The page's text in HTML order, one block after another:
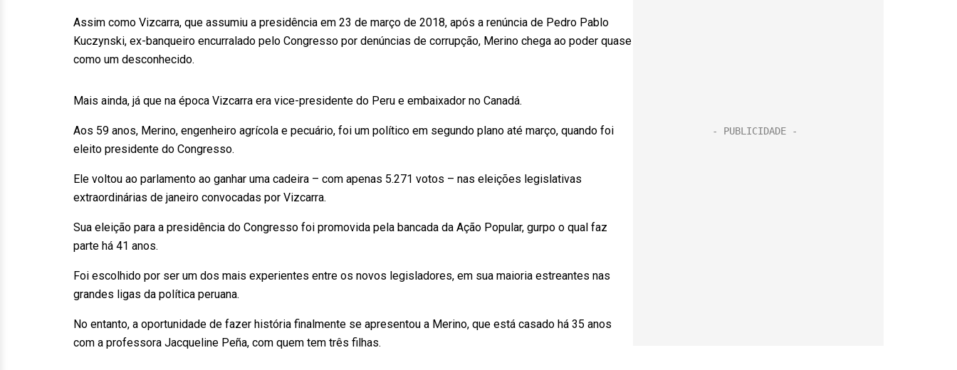
Assim como Vizcarra, que assumiu a presidência em 23 de março de 2018, após a renúncia de Pedro Pablo
Kuczynski, ex-banqueiro encurralado pelo Congresso por denúncias de corrupção, Merino chega ao poder quase
como um desconhecido.
Mais ainda, já que na época Vizcarra era vice-presidente do Peru e embaixador no Canadá.
Aos 59 anos, Merino, engenheiro agrícola e pecuário, foi um político em segundo plano até março, quando foi
eleito presidente do Congresso.
Ele voltou ao parlamento ao ganhar uma cadeira – com apenas 5.271 votos – nas eleições legislativas
extraordinárias de janeiro convocadas por Vizcarra.
Sua eleição para a presidência do Congresso foi promovida pela bancada da Ação Popular, gurpo o qual faz
parte há 41 anos.
Foi escolhido por ser um dos mais experientes entre os novos legisladores, em sua maioria estreantes nas
grandes ligas da política peruana.
No entanto, a oportunidade de fazer história finalmente se apresentou a Merino, que está casado há 35 anos
com a professora Jacqueline Peña, com quem tem três filhas.